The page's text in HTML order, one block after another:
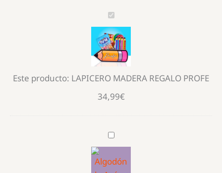
LAPICERO
MADERA
REGALO
PROFE
Este producto: LAPICERO MADERA REGALO PROFE
34,99€
Algodón
Azúcar
Dulce100g.